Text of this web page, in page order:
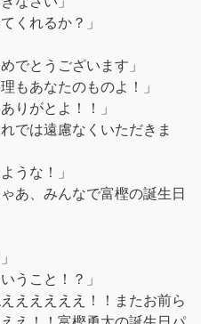
くれるか？」
でとうございます」
もあなたのものよ！」
りがとよ！！」
では遠慮なくいただきま
うな！」
あ、みんなで富樫の誕生日
うこと！？」
えええええ！！またお前ら